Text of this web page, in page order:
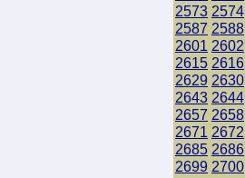
2573 2574
2587 2588
2601 2602
2615 2616
2629 2630
2643 2644
2657 2658
2671 2672
2685 2686
2699 2700